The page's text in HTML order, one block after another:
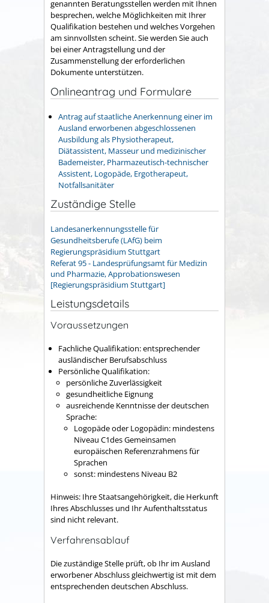
genannten Beratungsstellen werden mit Ihnen
besprechen, welche Möglichkeiten mit Ihrer
Qualifikation bestehen und welches Vorgehen
am sinnvollsten scheint. Sie werden Sie auch
bei einer Antragstellung und der
Zusammenstellung der erforderlichen
Dokumente unterstützen.
Onlineantrag und Formulare
Antrag auf staatliche Anerkennung einer im
Ausland erworbenen abgeschlossenen
Ausbildung als Physiotherapeut,
Diätassistent, Masseur und medizinischer
Bademeister, Pharmazeutisch-technischer
Assistent, Logopäde, Ergotherapeut,
Notfallsanitäter
Zuständige Stelle
Landesanerkennungsstelle für
Gesundheitsberufe (LAfG) beim
Regierungspräsidium Stuttgart
Referat 95 - Landesprüfungsamt für Medizin
und Pharmazie, Approbationswesen
[Regierungspräsidium Stuttgart]
Leistungsdetails
Voraussetzungen
Fachliche Qualifikation: entsprechender
ausländischer Berufsabschluss
Persönliche Qualifikation:
persönliche Zuverlässigkeit
gesundheitliche Eignung
ausreichende Kenntnisse der deutschen
Sprache:
Logopäde oder Logopädin: mindestens
Niveau C1des Gemeinsamen
europäischen Referenzrahmens für
Sprachen
sonst: mindestens Niveau B2
Hinweis: Ihre Staatsangehörigkeit, die Herkunft
Ihres Abschlusses und Ihr Aufenthaltsstatus
sind nicht relevant.
Verfahrensablauf
Die zuständige Stelle prüft, ob Ihr im Ausland
erworbener Abschluss gleichwertig ist mit dem
entsprechenden deutschen Abschluss.